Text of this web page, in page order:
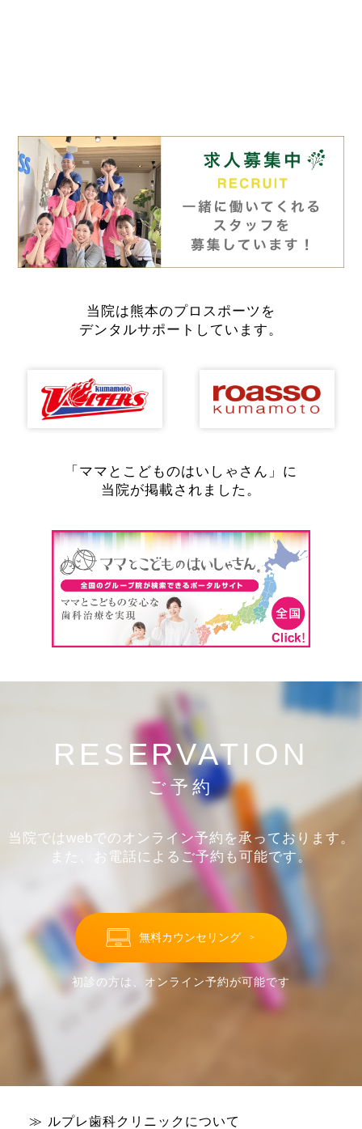
当院は熊本のプロスポーツを
デンタルサポートしています。
「ママとこどものはいしゃさん」に
当院が掲載されました。
RESERVATION
ご予約
当院ではwebでのオンライン予約を承っております。
また、お電話によるご予約も可能です。
無料カウンセリング ＞
初診の方は、オンライン予約が可能です
ルプレ歯科クリニックについて